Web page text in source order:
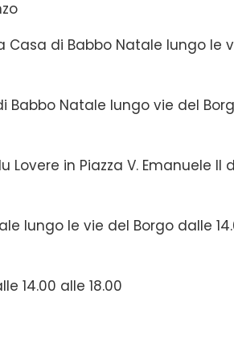
Casa di Babbo Natale lungo le
Babbo Natale lungo vie del
in Piazza V. Emanuele II
lungo le vie del Borgo dalle
14.00 alle 18.00